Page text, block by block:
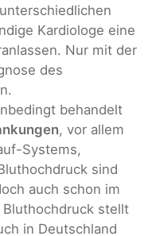
Kardiologe eine
Nur mit der
des
behandelt
, vor allem
Systems,
sind
auch schon im
stellt
in Deutschland